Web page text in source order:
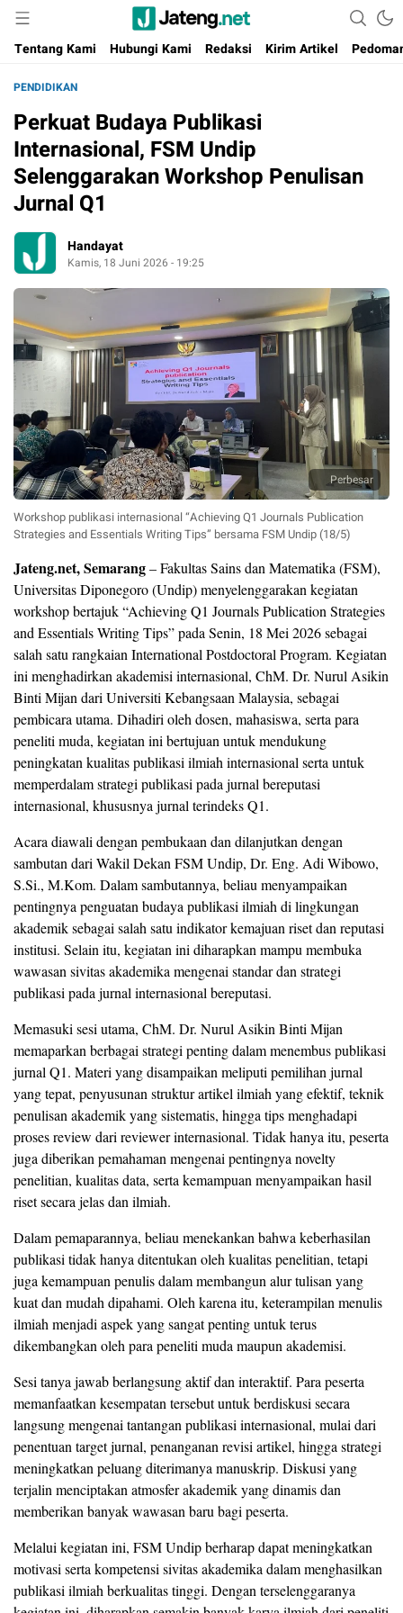
Jateng.net
Portal Media Anak Muda Jawa Tengah
Tentang Kami
Hubungi Kami Redaksi Kirim Artikel
PENDIDIKAN
Perkuat Budaya Publikasi
Internasional, FSM Undip
Selenggarakan Workshop Penulisan
Jurnal Q1
Handayat
Kamis, 18 Juni 2026 - 19:25
Perbesar
Workshop publikasi internasional “Achieving Q1 Journals Publication
Strategies and Essentials Writing Tips” bersama FSM Undip (18/5)
Jateng.net, Semarang–Fakultas Sains dan Matematika (FSM),
Universitas Diponegoro (Undip) menyelenggarakan kegiatan
workshop bertajuk “Achieving Q1 Journals Publication Strategies
and Essentials Writing Tips” pada Senin, 18 Mei 2026 sebagai
salah satu rangkaian International Postdoctoral Program. Kegiatan
ini menghadirkan akademisi internasional, ChM. Dr. Nurul Asikin
Binti Mijan dari Universiti Kebangsaan Malaysia, sebagai
pembicara utama. Dihadiri oleh dosen, mahasiswa, serta para
peneliti muda, kegiatan ini bertujuan untuk mendukung
peningkatan kualitas publikasi ilmiah internasional serta untuk
memperdalam strategi publikasi pada jurnal bereputasi
internasional, khususnya jurnal terindeks Q1.
Acara diawali dengan pembukaan dan dilanjutkan dengan
sambutan dari Wakil Dekan FSM Undip, Dr. Eng. Adi Wibowo,
S.Si., M.Kom. Dalam sambutannya, beliau menyampaikan
pentingnya penguatan budaya publikasi ilmiah di lingkungan
akademik sebagai salah satu indikator kemajuan riset dan reputasi
institusi. Selain itu, kegiatan ini diharapkan mampu membuka
wawasan sivitas akademika mengenai standar dan strategi
publikasi pada jurnal internasional bereputasi.
Memasuki sesi utama, ChM. Dr. Nurul Asikin Binti Mijan
memaparkan berbagai strategi penting dalam menembus publikasi
jurnal Q1. Materi yang disampaikan meliputi pemilihan jurnal
yang tepat, penyusunan struktur artikel ilmiah yang efektif, teknik
penulisan akademik yang sistematis, hingga tips menghadapi
proses review dari reviewer internasional. Tidak hanya itu, peserta
juga diberikan pemahaman mengenai pentingnya novelty
penelitian, kualitas data, serta kemampuan menyampaikan hasil
riset secara jelas dan ilmiah.
Dalam pemaparannya, beliau menekankan bahwa keberhasilan
publikasi tidak hanya ditentukan oleh kualitas penelitian, tetapi
juga kemampuan penulis dalam membangun alur tulisan yang
kuat dan mudah dipahami. Oleh karena itu, keterampilan menulis
ilmiah menjadi aspek yang sangat penting untuk terus
dikembangkan oleh para peneliti muda maupun akademisi.
Sesi tanya jawab berlangsung aktif dan interaktif. Para peserta
memanfaatkan kesempatan tersebut untuk berdiskusi secara
langsung mengenai tantangan publikasi internasional, mulai dari
penentuan target jurnal, penanganan revisi artikel, hingga strategi
meningkatkan peluang diterimanya manuskrip. Diskusi yang
terjalin menciptakan atmosfer akademik yang dinamis dan
memberikan banyak wawasan baru bagi peserta.
Melalui kegiatan ini, FSM Undip berharap dapat meningkatkan
motivasi serta kompetensi sivitas akademika dalam menghasilkan
publikasi ilmiah berkualitas tinggi. Dengan terselenggaranya